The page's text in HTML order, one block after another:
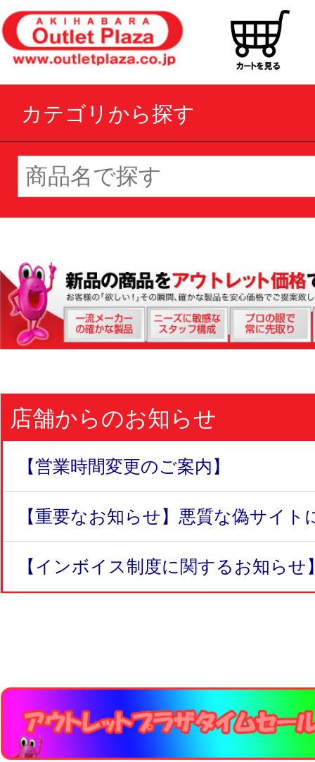
カテゴリから探す
店舗からのお知らせ
【営業時間変更のご案内】
【重要なお知らせ】悪質な偽サイト
【インボイス制度に関するお知らせ